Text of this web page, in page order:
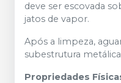
deve ser escovada
jatos de vapor.
Após a limpeza,
subestrutura
Propriedades